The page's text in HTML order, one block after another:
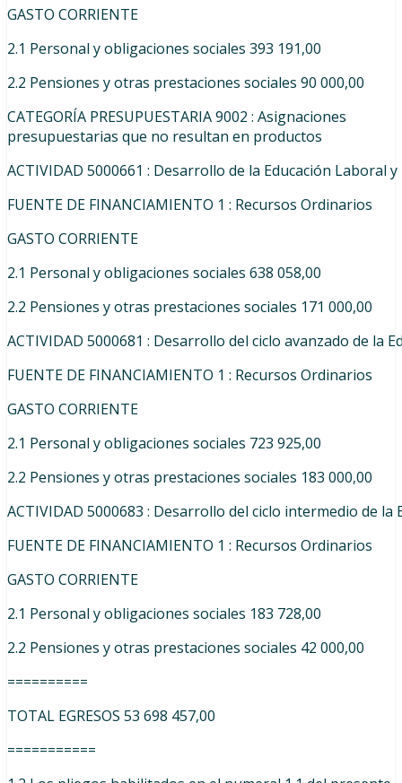
GASTO CORRIENTE
2.1 Personal yobligaciones sociales 393 191,00
2.2 Pensiones yotras prestaciones sociales 90 000,00
CATEGORÍA PRESUPUESTARIA 9002 : Asignaciones
presupuestarias que no resultan en productos
ACTIVIDAD 5000661 : Desarrollo de la Educación Laboral y
FUENTE DE FINANCIAMIENTO 1 : Recursos Ordinarios
GASTO CORRIENTE
2.1 Personal yobligaciones sociales 638 058,00
2.2 Pensiones yotras prestaciones sociales 171 000,00
ACTIVIDAD 5000681 : Desarrollo del ciclo avanzado de la
FUENTE DE FINANCIAMIENTO 1 : Recursos Ordinarios
GASTO CORRIENTE
2.1 Personal yobligaciones sociales 723 925,00
2.2 Pensiones yotras prestaciones sociales 183 000,00
ACTIVIDAD 5000683 : Desarrollo del ciclo intermedio de la
FUENTE DE FINANCIAMIENTO 1 : Recursos Ordinarios
GASTO CORRIENTE
2.1 Personal yobligaciones sociales 183 728,00
2.2 Pensiones yotras prestaciones sociales 42 000,00
==========
TOTAL EGRESOS 53 698 457,00
===========